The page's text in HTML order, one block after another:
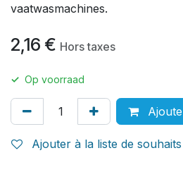
vaatwasmachines.
2,16 € Hors taxes
✓ Op voorraad
Ajouter à la liste de souhaits